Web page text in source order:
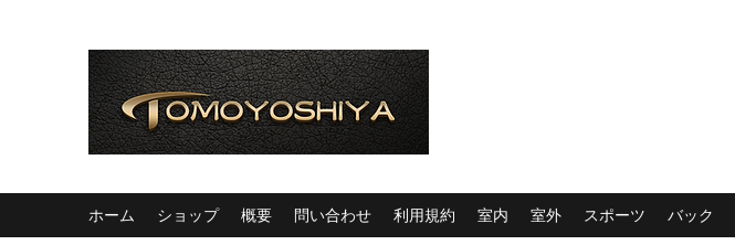
ホーム ショップ 概要 問い合わせ 利用規約 室内 室外 スポーツ バック